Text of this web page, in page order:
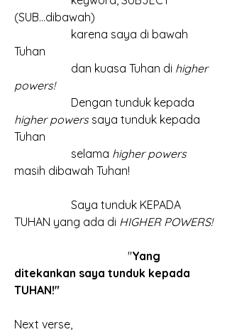
(SUB...dibawah)
Tuhan
		dan kuasa Tuhan di
higher
powers!
higher powers saya tunduk kepada
Tuhan
		selama
higher powers
masih dibawah Tuhan!
TUHAN yang ada di HIGHER POWERS!
				"
Yang
ditekankan saya tunduk kepada
TUHAN!"
Next verse,